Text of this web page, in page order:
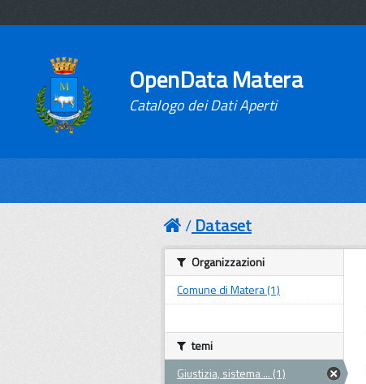
OpenData Matera
Catalogo dei Dati Aperti
Dataset
Organizzazioni
Comune di Matera (1)
temi
Giustizia, sistema ... (1)